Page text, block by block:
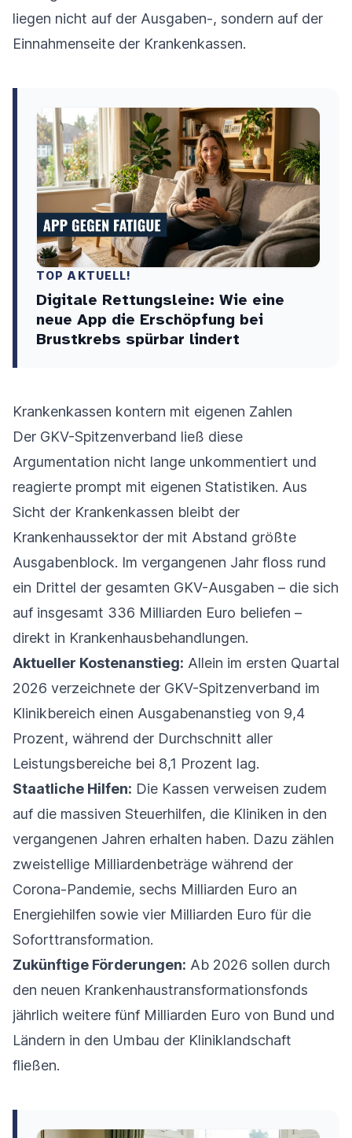
liegen nicht auf der Ausgaben-, sondern auf der
Einnahmenseite der Krankenkassen.
TOP AKTUELL!
Digitale Rettungsleine: Wie eine
neue App die Erschöpfung bei
Brustkrebs spürbar lindert
Krankenkassen kontern mit eigenen Zahlen
Der GKV-Spitzenverband ließ diese
Argumentation nicht lange unkommentiert und
reagierte prompt mit eigenen Statistiken. Aus
Sicht der Krankenkassen bleibt der
Krankenhaussektor der mit Abstand größte
Ausgabenblock. Im vergangenen Jahr floss rund
ein Drittel der gesamten GKV-Ausgaben – die sich
auf insgesamt 336 Milliarden Euro beliefen –
direkt in Krankenhausbehandlungen.
Aktueller Kostenanstieg: Allein im ersten Quartal
2026 verzeichnete der GKV-Spitzenverband im
Klinikbereich einen Ausgabenanstieg von 9,4
Prozent, während der Durchschnitt aller
Leistungsbereiche bei 8,1 Prozent lag.
Staatliche Hilfen: Die Kassen verweisen zudem
auf die massiven Steuerhilfen, die Kliniken in den
vergangenen Jahren erhalten haben. Dazu zählen
zweistellige Milliardenbeträge während der
Corona-Pandemie, sechs Milliarden Euro an
Energiehilfen sowie vier Milliarden Euro für die
Soforttransformation.
Zukünftige Förderungen: Ab 2026 sollen durch
den neuen Krankenhaustransformationsfonds
jährlich weitere fünf Milliarden Euro von Bund und
Ländern in den Umbau der Kliniklandschaft
fließen.